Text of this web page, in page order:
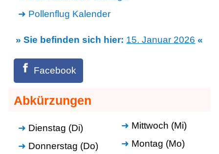
Pollenflug Kalender
» Sie befinden sich hier: 15. Januar 2026 «
Facebook
Abkürzungen
Dienstag (Di)
Donnerstag (Do)
Mittwoch (Mi)
Montag (Mo)